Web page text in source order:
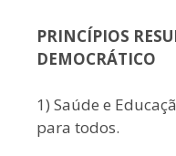
PRINCÍPIOS
DEMOCRÁTICO
1) Saúde e
para todos.